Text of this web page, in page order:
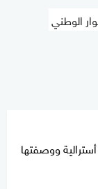
الوطني
ووصفتها